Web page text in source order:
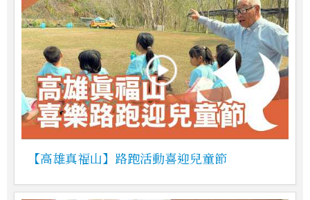
【高雄真福山】路跑活動喜迎兒童節